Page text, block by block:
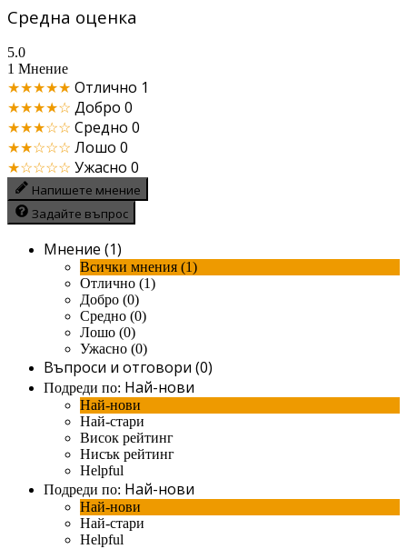
Средна оценка
5.0
1 Мнение
★★★★★ Отлично 1
★★★★☆ Добро 0
★★★☆☆ Средно 0
★★☆☆☆ Лошо 0
★☆☆☆☆ Ужасно 0
Напишете мнение
Задайте въпрос
Мнение (1)
Всички мнения (1)
Отлично (1)
Добро (0)
Средно (0)
Лошо (0)
Ужасно (0)
Въпроси и отговори (0)
Подреди по: Най-нови
Най-нови
Най-стари
Висок рейтинг
Нисък рейтинг
Helpful
Подреди по: Най-нови
Най-нови
Най-стари
Helpful